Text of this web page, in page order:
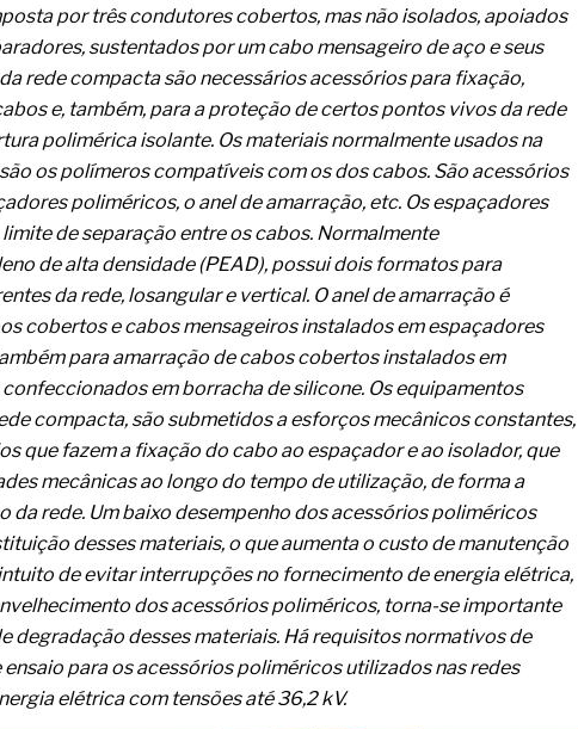
de indicadores nas atividades de
organizações
ganha espaço como estratégia
dos produtos de materiais
fibra de vidro
competitiva não está no modelo de IA
do comprador B2B e a venda complexa
por três condutores cobertos, mas não isolados, apoiados
sustentados por um cabo mensageiro de aço e seus
rede compacta são necessários acessórios para fixação,
e, também, para a proteção de certos pontos vivos da rede
polimérica isolante. Os materiais normalmente usados na
os polímeros compatíveis com os dos cabos. São acessórios
poliméricos, o anel de amarração, etc. Os espaçadores
de separação entre os cabos. Normalmente
de alta densidade (PEAD), possui dois formatos para
da rede, losangular e vertical. O anel de amarração é
cobertos e cabos mensageiros instalados em espaçadores
para amarração de cabos cobertos instalados em
em borracha de silicone. Os equipamentos
compacta, são submetidos a esforços mecânicos constantes,
que fazem a fixação do cabo ao espaçador e ao isolador, que
mecânicas ao longo do tempo de utilização, de forma a
da rede. Um baixo desempenho dos acessórios poliméricos
desses materiais, o que aumenta o custo de manutenção
de evitar interrupções no fornecimento de energia elétrica,
dos acessórios poliméricos, torna-se importante
degradação desses materiais. Há requisitos normativos de
para os acessórios poliméricos utilizados nas redes
elétrica com tensões até 36,2 kV.